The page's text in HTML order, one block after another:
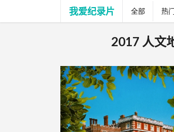
我爱纪录片 全部 热
2017 人文